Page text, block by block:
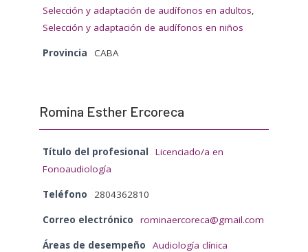
Selección y adaptación de audífonos en adultos,
Selección y adaptación de audífonos en niños
Provincia CABA
Romina Esther Ercoreca
Título del profesional
Licenciado/a en
Fonoaudiología
Teléfono 2804362810
Correo electrónico rominaercoreca@gmail.com
Áreas de desempeño
Audiología clínica